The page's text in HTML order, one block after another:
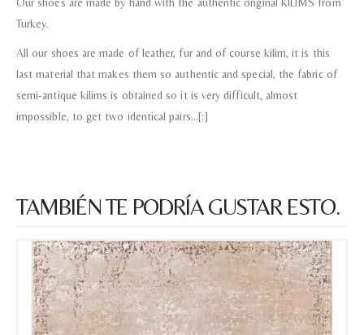
Our shoes are made by hand with the authentic original KILIMS from
Turkey.
All our shoes are made of leather, fur and of course kilim, it is this
last material that makes them so authentic and special, the fabric of
semi-antique kilims is obtained so it is very difficult, almost
impossible, to get two identical pairs…[:]
TAMBIÉN TE PODRÍA GUSTAR ESTO.
Teléfono